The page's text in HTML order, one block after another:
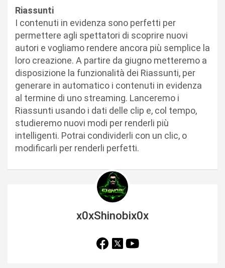
Riassunti
I contenuti in evidenza sono perfetti per
permettere agli spettatori di scoprire nuovi
autori e vogliamo rendere ancora più semplice la
loro creazione. A partire da giugno metteremo a
disposizione la funzionalità dei Riassunti, per
generare in automatico i contenuti in evidenza
al termine di uno streaming. Lanceremo i
Riassunti usando i dati delle clip e, col tempo,
studieremo nuovi modi per renderli più
intelligenti. Potrai condividerli con un clic, o
modificarli per renderli perfetti.
x0xShinobix0x